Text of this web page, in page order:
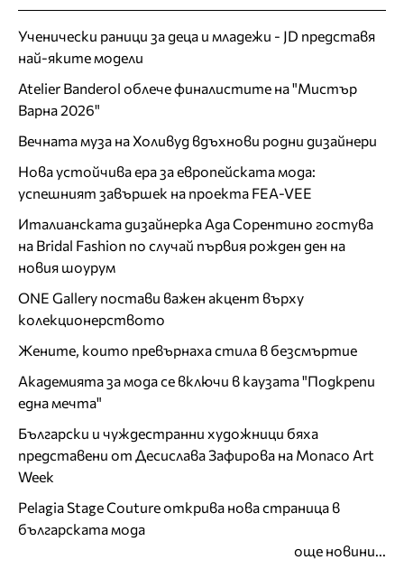
Ученически раници за деца и младежи - JD представя
най-яките модели
Atelier Banderol облече финалистите на "Мистър
Варна 2026"
Вечната муза на Холивуд вдъхнови родни дизайнери
Нова устойчива ера за европейската мода:
успешният завършек на проекта FEA-VEE
Италианската дизайнерка Ада Сорентино гостува
на Bridal Fashion по случай първия рожден ден на
новия шоурум
ONE Gallery постави важен акцент върху
колекционерството
Жените, които превърнаха стила в безсмъртие
Академията за мода се включи в каузата "Подкрепи
една мечта"
Български и чуждестранни художници бяха
представени от Десислава Зафирова на Monaco Art
Week
Pelagia Stage Couture открива нова страница в
българската мода
още новини...